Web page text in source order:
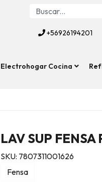
+56926194201
Electrohogar Cocina
LAV SUP
SKU: 7807311001626
Fensa